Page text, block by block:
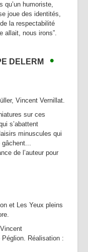
qu’un humoriste,
joue des identités,
la respectabilité
allait, nous irons”.
DELERM •
Vincent Vernillat.
sur ces
s’abattent
minuscules qui
gâchent...
de l’auteur pour
et Les Yeux pleins
Réalisation :